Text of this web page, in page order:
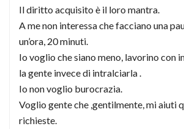
Il diritto acquisito è il loro mantra.
A me non interessa che facciano una
un’ora, 20 minuti.
Io voglio che siano meno, lavorino con
la gente invece di intralciarla .
Io non voglio burocrazia.
Voglio gente che ,gentilmente, mi aiuti
richieste.